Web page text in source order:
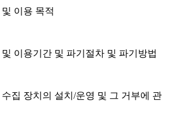
이용 목적
이용기간 및 파기절차 및 파기방법
집 장치의 설치/운영 및 그 거부에 관